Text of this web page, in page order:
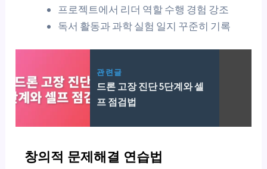
프로젝트에서 리더 역할 수행 경험 강조
독서 활동과 과학 실험 일지 꾸준히 기록
관련글
드론 고장 진단 5단계와 셀
프 점검법
창의적 문제해결 연습법